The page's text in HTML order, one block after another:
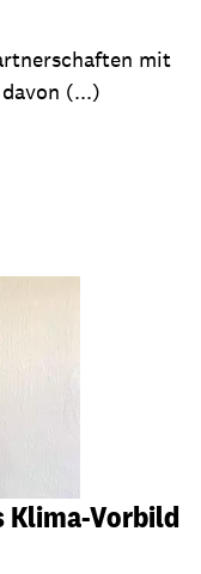
mit
(...)
Klima-Vorbild